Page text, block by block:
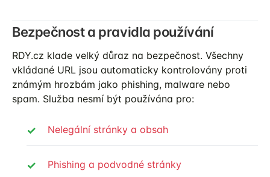
Bezpečnost a pravidla používání
RDY.cz klade velký důraz na bezpečnost. Všechny
vkládané URL jsou automaticky kontrolovány proti
známým hrozbám jako phishing, malware nebo
spam. Služba nesmí být používána pro:
Nelegální stránky a obsah
Phishing a podvodné stránky